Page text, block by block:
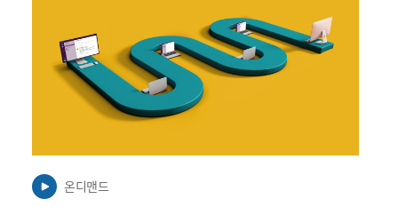
릴
수
있
온디맨드